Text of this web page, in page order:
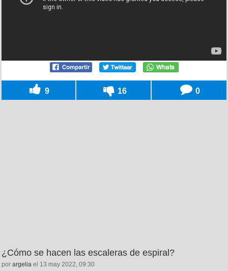
9 16 0
¿Cómo se hacen las escaleras de espiral?
por argelia el 13 may 2022, 09:30